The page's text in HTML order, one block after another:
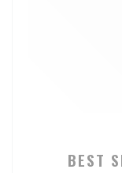
BEST